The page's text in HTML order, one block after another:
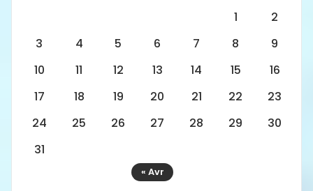
1
2
3
4 5 6 7 8
9
10
11 12 13 14 15
16
17
18 19 20 21 22
23
24
25 26 27 28 29
30
31
« Avr